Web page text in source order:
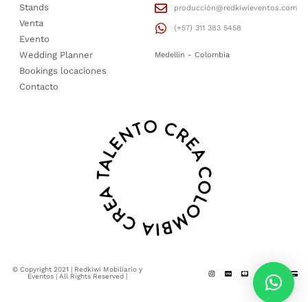
Stands
Venta
Evento
Wedding Planner
Bookings locaciones
Contacto
producción@redkiwieventos.com
(+57) 311 383 5458
Medellin - Colombia
© Copyright 2021 | Redkiwi Mobiliario y
Eventos | All Rights Reserved |